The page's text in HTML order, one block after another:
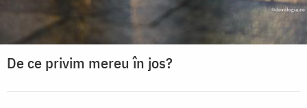
De ce privim mereu în jos?